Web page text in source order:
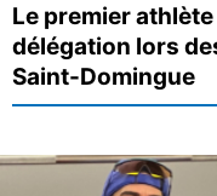
Le premier
délégation lors
Saint-Domingue